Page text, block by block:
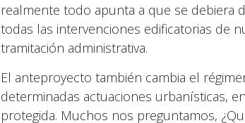
realmente todo apunta a que se debiera
todas las intervenciones edificatorias de
tramitación administrativa.
El anteproyecto también cambia el
determinadas actuaciones urbanísticas,
protegida. Muchos nos preguntamos,